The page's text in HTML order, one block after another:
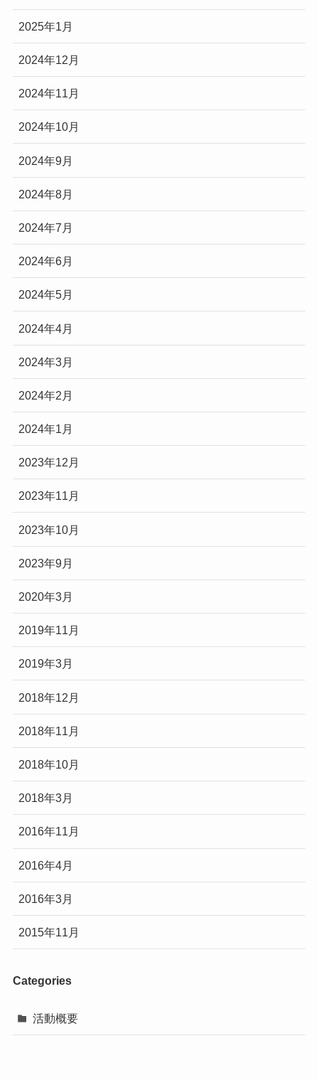
2025年1月
2024年12月
2024年11月
2024年10月
2024年9月
2024年8月
2024年7月
2024年6月
2024年5月
2024年4月
2024年3月
2024年2月
2024年1月
2023年12月
2023年11月
2023年10月
2023年9月
2020年3月
2019年11月
2019年3月
2018年12月
2018年11月
2018年10月
2018年3月
2016年11月
2016年4月
2016年3月
2015年11月
Categories
活動概要